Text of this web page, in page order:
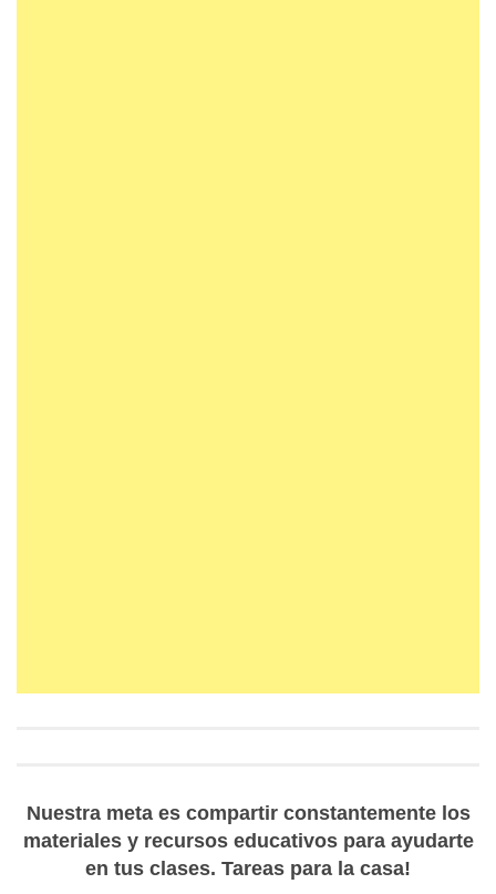
Nuestra meta es compartir constantemente los
materiales y recursos educativos para ayudarte
en tus clases. Tareas para la casa!